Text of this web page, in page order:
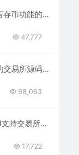
A362双语言存币功能的生息挖矿系统（含秒U与三链授权）
47,777
A424秒合约交易所源码（二开版）+ 多语言海外交易系统
98,063
A271全新UI支持交易所、时间盘、矿机及合约挖矿源码
17,722